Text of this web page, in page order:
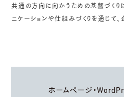
共通の方向に向かうための基盤づくり
ニケーションや仕組みづくりを通じて、
ホームページ・